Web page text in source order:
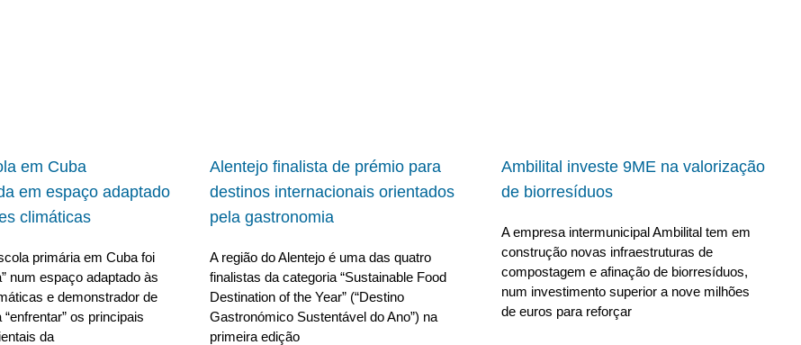
em Cuba
em espaço adaptado
climáticas
primária em Cuba foi
num espaço adaptado às
e demonstrador de
os principais
da
Alentejo finalista de prémio para
destinos internacionais orientados
pela gastronomia
A região do Alentejo é uma das quatro
finalistas da categoria “Sustainable Food
Destination of the Year” (“Destino
Gastronómico Sustentável do Ano”) na
primeira edição
Ambilital investe 9ME na valorização
de biorresíduos
A empresa intermunicipal Ambilital tem em
construção novas infraestruturas de
compostagem e afinação de biorresíduos,
num investimento superior a nove milhões
de euros para reforçar